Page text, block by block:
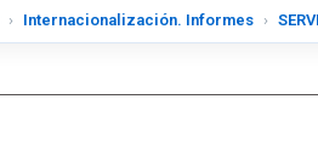
Internacionalización. Informes